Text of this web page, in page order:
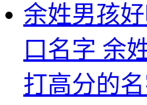
余姓男孩
口名字 余
打高分的